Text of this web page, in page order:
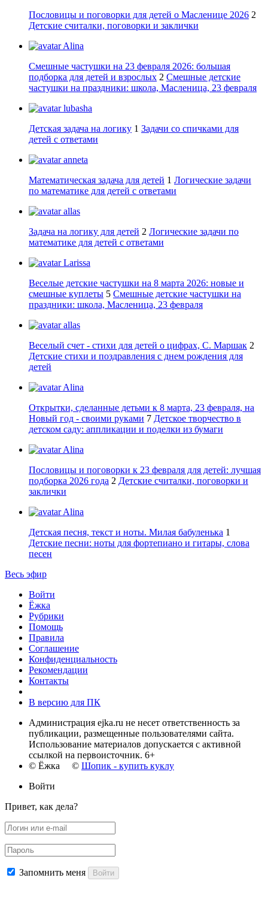
Пословицы и поговорки для детей о Масленице 2026 2
Детские считалки, поговорки и заклички
Alina
Смешные частушки на 23 февраля 2026: большая
подборка для детей и взрослых 2 Смешные детские
частушки на праздники: школа, Масленица, 23 февраля
lubasha
Детская задача на логику 1 Задачи со спичками для
детей с ответами
anneta
Математическая задача для детей 1 Логические задачи
по математике для детей с ответами
allas
Задача на логику для детей 2 Логические задачи по
математике для детей с ответами
Larissa
Веселые детские частушки на 8 марта 2026: новые и
смешные куплеты 5 Смешные детские частушки на
праздники: школа, Масленица, 23 февраля
allas
Веселый счет - стихи для детей о цифрах, С. Маршак 2
Детские стихи и поздравления с днем рождения для
детей
Alina
Открытки, сделанные детьми к 8 марта, 23 февраля, на
Новый год - своими руками 7 Детское творчество в
детском саду: аппликации и поделки из бумаги
Alina
Пословицы и поговорки к 23 февраля для детей: лучшая
подборка 2026 года 2 Детские считалки, поговорки и
заклички
Alina
Детская песня, текст и ноты. Милая бабуленька 1
Детские песни: ноты для фортепиано и гитары, слова
песен
Весь эфир
Войти
Ёжка
Рубрики
Помощь
Правила
Соглашение
Конфиденциальность
Рекомендации
Контакты
В версию для ПК
Администрация ejka.ru не несет ответственность за
публикации, размещенные пользователями сайта.
Использование материалов допускается с активной
ссылкой на первоисточник. 6+
© Ёжка © Шопик - купить куклу
Войти
Привет, как дела?
Запомнить меня Войти